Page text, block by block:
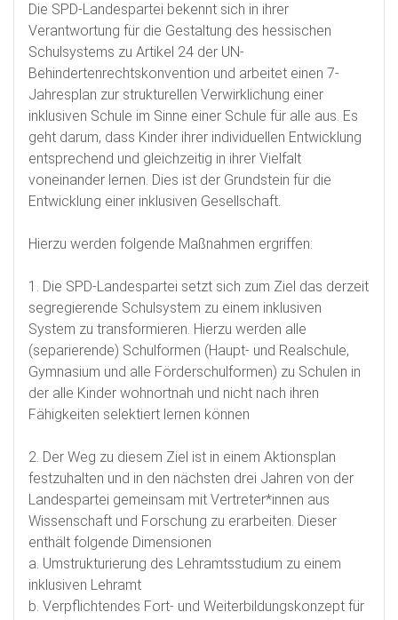
Die SPD-Landespartei bekennt sich in ihrer
Verantwortung für die Gestaltung des hessischen
Schulsystems zu Artikel 24 der UN-
Behindertenrechtskonvention und arbeitet einen 7-
Jahresplan zur strukturellen Verwirklichung einer
inklusiven Schule im Sinne einer Schule für alle aus. Es
geht darum, dass Kinder ihrer individuellen Entwicklung
entsprechend und gleichzeitig in ihrer Vielfalt
voneinander lernen. Dies ist der Grundstein für die
Entwicklung einer inklusiven Gesellschaft.
Hierzu werden folgende Maßnahmen ergriffen:
1. Die SPD-Landespartei setzt sich zum Ziel das derzeit
segregierende Schulsystem zu einem inklusiven
System zu transformieren. Hierzu werden alle
(separierende) Schulformen (Haupt- und Realschule,
Gymnasium und alle Förderschulformen) zu Schulen in
der alle Kinder wohnortnah und nicht nach ihren
Fähigkeiten selektiert lernen können
2. Der Weg zu diesem Ziel ist in einem Aktionsplan
festzuhalten und in den nächsten drei Jahren von der
Landespartei gemeinsam mit Vertreter*innen aus
Wissenschaft und Forschung zu erarbeiten. Dieser
enthält folgende Dimensionen
a. Umstrukturierung des Lehramtsstudium zu einem
inklusiven Lehramt
b. Verpflichtendes Fort- und Weiterbildungskonzept für